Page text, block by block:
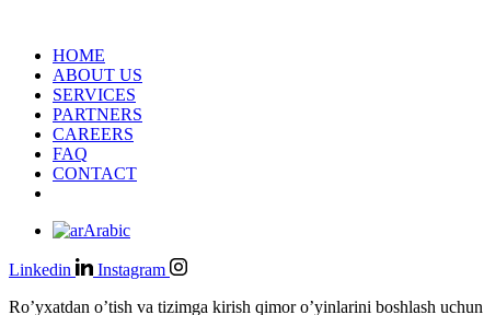
HOME
ABOUT US
SERVICES
PARTNERS
CAREERS
FAQ
CONTACT
Arabic
Linkedin
Instagram
Ro’yxatdan o’tish va tizimga kirish qimor o’yinlarini boshlash